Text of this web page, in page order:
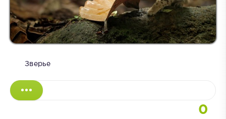
Зверье
0